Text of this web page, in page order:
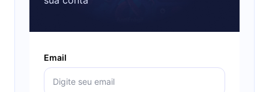
Email